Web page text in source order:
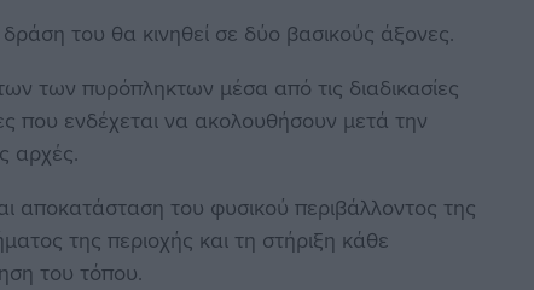
του θα κινηθεί σε δύο βασικούς άξονες.
των πυρόπληκτων μέσα από τις διαδικασίες
που ενδέχεται να ακολουθήσουν μετά την
αρχές.
αποκατάσταση του φυσικού περιβάλλοντος της
της περιοχής και τη στήριξη κάθε
του τόπου.